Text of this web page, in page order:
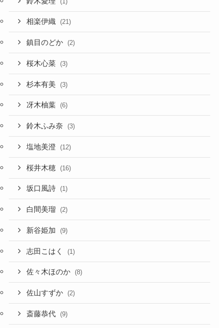
相楽伊織 (21)
鎮目のどか (2)
桜木心菜 (3)
杉本有美 (3)
冴木柚葉 (6)
鈴木ふみ奈 (3)
塩地美澄 (12)
桜井木穂 (16)
坂口風詩 (1)
白間美瑠 (2)
新谷姫加 (9)
志田こはく (1)
佐々木ほのか (8)
佐山すずか (2)
斎藤恭代 (9)